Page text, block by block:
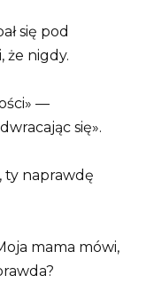
się pod
że nigdy.
—
się».
ty naprawdę
mama mówi,